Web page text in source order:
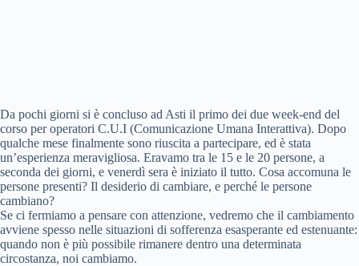
Da pochi giorni si è concluso ad Asti il primo dei due week-end del
corso per operatori C.U.I (Comunicazione Umana Interattiva). Dopo
qualche mese finalmente sono riuscita a partecipare, ed è stata
un’esperienza meravigliosa. Eravamo tra le 15 e le 20 persone, a
seconda dei giorni, e venerdì sera è iniziato il tutto. Cosa accomuna le
persone presenti? Il desiderio di cambiare, e perché le persone
cambiano?
Se ci fermiamo a pensare con attenzione, vedremo che il cambiamento
avviene spesso nelle situazioni di sofferenza esasperante ed estenuante:
quando non è più possibile rimanere dentro una determinata
circostanza, noi cambiamo.